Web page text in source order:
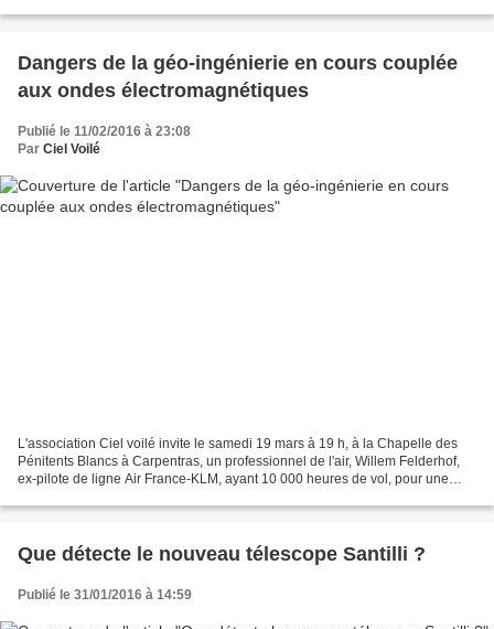
Dangers de la géo-ingénierie en cours couplée
aux ondes électromagnétiques
Publié le 11/02/2016 à 23:08
Par Ciel Voilé
L'association Ciel voilé invite le samedi 19 mars à 19 h, à la Chapelle des
Pénitents Blancs à Carpentras, un professionnel de l'air, Willem Felderhof,
ex-pilote de ligne Air France-KLM, ayant 10 000 heures de vol, pour une
Que détecte le nouveau télescope Santilli ?
Publié le 31/01/2016 à 14:59